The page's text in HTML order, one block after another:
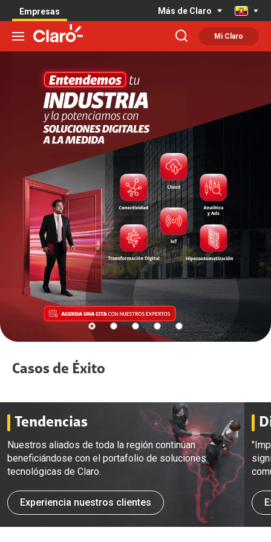
Empresas Más de Claro
Mi Claro
Casos de Éxito
Tendencias
Nuestros aliados de toda la región continúan
beneficiándose con el portafolio de soluciones
tecnológicas de Claro.
Experiencia nuestros clientes